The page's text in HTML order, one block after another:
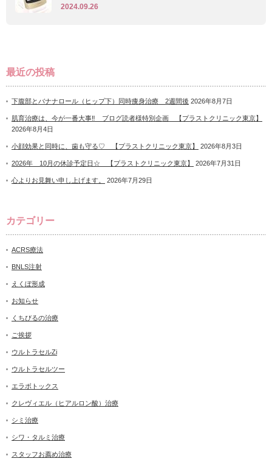
2024.09.26
最近の投稿
下腹部とバナナロール（ヒップ下）同時痩身治療 2週間後 2026年8月7日
肌育治療は、今が一番大事‼ ブログ読者様特別企画 【プラストクリニック東京】
2026年8月4日
小顔効果と同時に、歯も守る♡ 【プラストクリニック東京】 2026年8月3日
2026年 10月の休診予定日☆ 【プラストクリニック東京】 2026年7月31日
心よりお見舞い申し上げます。 2026年7月29日
カテゴリー
ACRS療法
BNLS注射
えくぼ形成
お知らせ
くちびるの治療
ご挨拶
ウルトラセルZi
ウルトラセルツー
エラボトックス
クレヴィエル（ヒアルロン酸）治療
シミ治療
シワ・タルミ治療
スタッフお薦め治療